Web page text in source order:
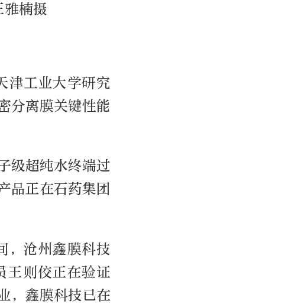
雅楠摄
津工业大学研究
分离膜关键性能
级超纯水终端过
品正在石药集团
，沧州鑫膜科技
则佼正在验证
，鑫膜科技已在